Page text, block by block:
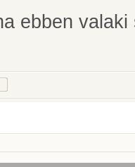
ebben valaki